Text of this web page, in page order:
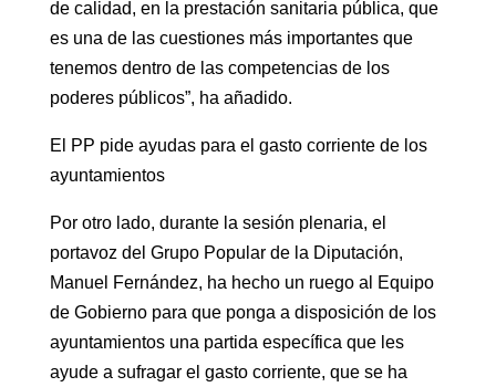
de calidad, en la prestación sanitaria pública, que
es una de las cuestiones más importantes que
tenemos dentro de las competencias de los
poderes públicos”, ha añadido.
El PP pide ayudas para el gasto corriente de los
ayuntamientos
Por otro lado, durante la sesión plenaria, el
portavoz del Grupo Popular de la Diputación,
Manuel Fernández, ha hecho un ruego al Equipo
de Gobierno para que ponga a disposición de los
ayuntamientos una partida específica que les
ayude a sufragar el gasto corriente, que se ha